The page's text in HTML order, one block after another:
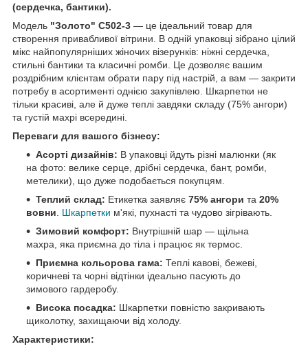
(сердечка, бантики).
Модель "Золото" C502-3 — це ідеальний товар для
створення привабливої вітрини. В одній упаковці зібрано цілий
мікс найпопулярніших жіночих візерунків: ніжні сердечка,
стильні бантики та класичні ромби. Це дозволяє вашим
роздрібним клієнтам обрати пару під настрій, а вам — закрити
потребу в асортименті однією закупівлею. Шкарпетки не
тільки красиві, але й дуже теплі завдяки складу (75% ангори)
та густій махрі всередині.
Переваги для вашого бізнесу:
Асорті дизайнів: В упаковці йдуть різні малюнки (як
на фото: велике серце, дрібні сердечка, бант, ромби,
метелики), що дуже подобається покупцям.
Теплий склад: Етикетка заявляє 75% ангори та 20%
вовни
Шкарпетки м'які, пухнасті та чудово зігрівають.
Зимовий комфорт: Внутрішній шар — щільна
махра, яка приємна до тіла і працює як термос.
Приємна кольорова гама: Теплі кавові, бежеві,
коричневі та чорні відтінки ідеально пасують до
зимового гардеробу.
Висока посадка: Шкарпетки повністю закривають
щиколотку, захищаючи від холоду.
Характеристики: